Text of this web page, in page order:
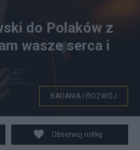
do Polaków z
wasze serca i
BADANIA I ROZWÓJ
Obserwuj notkę